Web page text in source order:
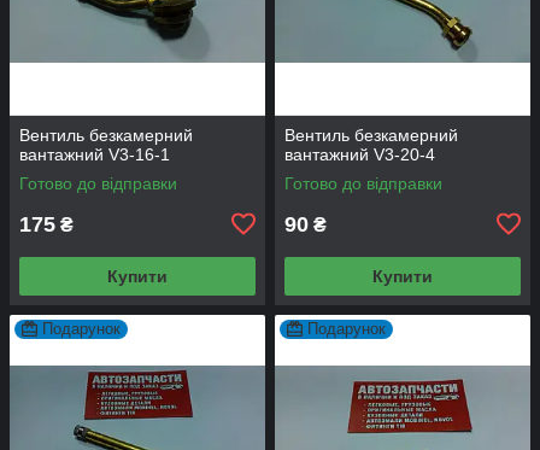
Вентиль безкамерний
вантажний V3-16-1
Готово до відправки
175 ₴
Купити
Вентиль безкамерний
вантажний V3-20-4
Готово до відправки
90 ₴
Купити
Подарунок Подарунок